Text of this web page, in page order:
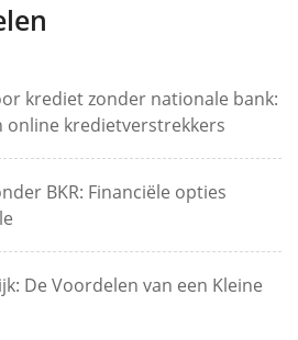
krediet zonder nationale bank:
online kredietverstrekkers
BKR: Financiële opties
De Voordelen van een Kleine